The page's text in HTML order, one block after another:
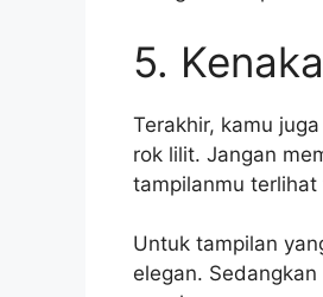
5.
Terakhir, kamu
rok lilit. Jangan
tampilanmu
Untuk tampilan
elegan.